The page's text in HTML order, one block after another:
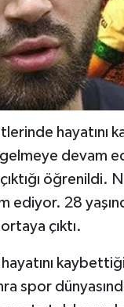
hayatını
devam
öğrenildi.
ediyor. 28
çıktı.
hayatını
spor